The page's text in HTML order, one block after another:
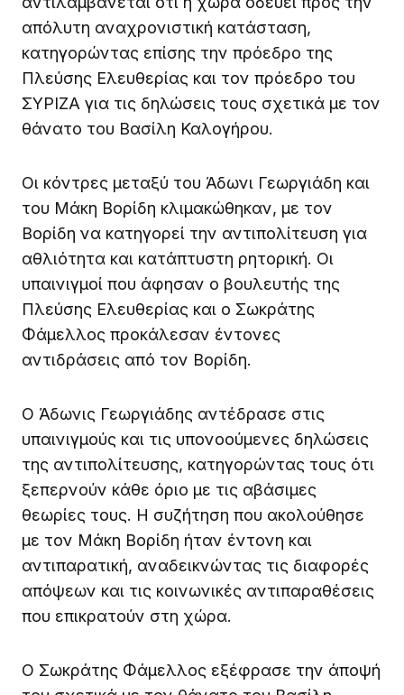
απόλυτη αναχρονιστική κατάσταση,
κατηγορώντας επίσης την πρόεδρο της
Πλεύσης Ελευθερίας και τον πρόεδρο του
ΣΥΡΙΖΑ για τις δηλώσεις τους σχετικά με τον
θάνατο του Βασίλη Καλογήρου.
Οι κόντρες μεταξύ του Άδωνι Γεωργιάδη και
του Μάκη Βορίδη κλιμακώθηκαν, με τον
Βορίδη να κατηγορεί την αντιπολίτευση για
αθλιότητα και κατάπτυστη ρητορική. Οι
υπαινιγμοί που άφησαν ο βουλευτής της
Πλεύσης Ελευθερίας και ο Σωκράτης
Φάμελλος προκάλεσαν έντονες
αντιδράσεις από τον Βορίδη.
Ο Άδωνις Γεωργιάδης αντέδρασε στις
υπαινιγμούς και τις υπονοούμενες δηλώσεις
της αντιπολίτευσης, κατηγορώντας τους ότι
ξεπερνούν κάθε όριο με τις αβάσιμες
θεωρίες τους. Η συζήτηση που ακολούθησε
με τον Μάκη Βορίδη ήταν έντονη και
αντιπαρατική, αναδεικνώντας τις διαφορές
απόψεων και τις κοινωνικές αντιπαραθέσεις
που επικρατούν στη χώρα.
Ο Σωκράτης Φάμελλος εξέφρασε την άποψή